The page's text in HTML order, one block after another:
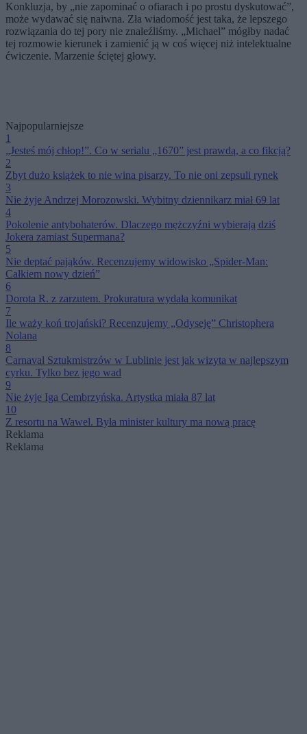
Konkluzja, by „nie zapominać o ofiarach i po prostu dyskutować”,
może wydawać się naiwna. Zła wiadomość jest taka, że lepszego
rozwiązania do tej pory nie znaleźliśmy. „Michael” mógłby nadać
tej rozmowie kierunek i zamienić ją w coś więcej niż intelektualne
ćwiczenie. Marzenie ściętej głowy.
Najpopularniejsze
1
„Jesteś mój chłop!”. Co w serialu „1670” jest prawdą, a co fikcją?
2
Zbyt dużo książek to nie wina pisarzy. To nie oni zepsuli rynek
3
Nie żyje Andrzej Morozowski. Wybitny dziennikarz miał 69 lat
4
Pokolenie antybohaterów. Dlaczego mężczyźni wybierają dziś
Jokera zamiast Supermana?
5
Nie deptać pająków. Recenzujemy widowisko „Spider-Man:
Całkiem nowy dzień”
6
Dorota R. z zarzutem. Prokuratura wydała komunikat
7
Ile waży koń trojański? Recenzujemy „Odyseję” Christophera
Nolana
8
Carnaval Sztukmistrzów w Lublinie jest jak wizyta w najlepszym
cyrku. Tylko bez jego wad
9
Nie żyje Iga Cembrzyńska. Artystka miała 87 lat
10
Z resortu na Wawel. Była minister kultury ma nową pracę
Reklama
Reklama